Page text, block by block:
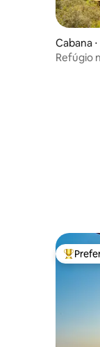
Cabana
Refúgio
Entre